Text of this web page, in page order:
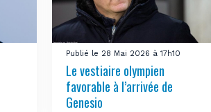
Publié le 28 Mai 2026 à 17h10
Le vestiaire olympien
favorable à l’arrivée de
Genesio